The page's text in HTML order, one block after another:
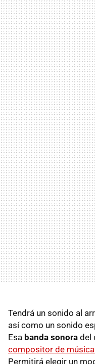
Tendrá un sonido al
así como un sonido
Esa banda sonora del
compositor de
Permitirá elegir un